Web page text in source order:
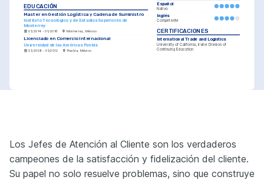
EDUCACIÓN
Master en Gestión Logística y Cadena de Suministro
Instituto Tecnológico y de Estudios Superiores de
Monterrey
01/2014 - 01/2016 Monterrey, México
Licenciado en Comercio Internacional
Universidad de las Américas Puebla
01/2008 - 01/2012 Puebla, México
Español
Nativo
Inglés
Competente
CERTIFICACIONES
International Trade and Logistics
University of California, Irvine Division of
Continuing Education
Lectura de ciencia ficción
lectura de novelas de ciencia
ficción para ejercitar mi mente.
Los Jefes de Atención al Cliente son los verdaderos
campeones de la satisfacción y fidelización del cliente.
Su papel no solo resuelve problemas, sino que construye